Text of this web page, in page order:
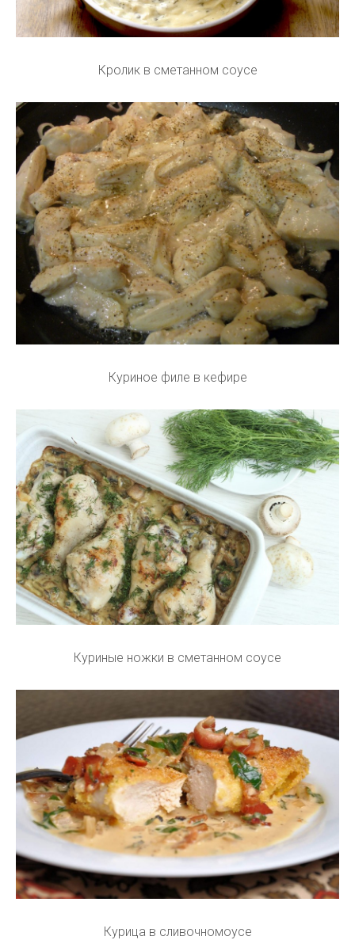
Кролик в сметанном соусе
Куриное филе в кефире
Куриные ножки в сметанном соусе
Курица в сливочномоусе